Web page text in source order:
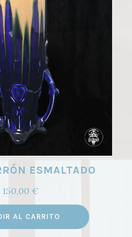
ESMALTADO
150,00 €
AL CARRITO